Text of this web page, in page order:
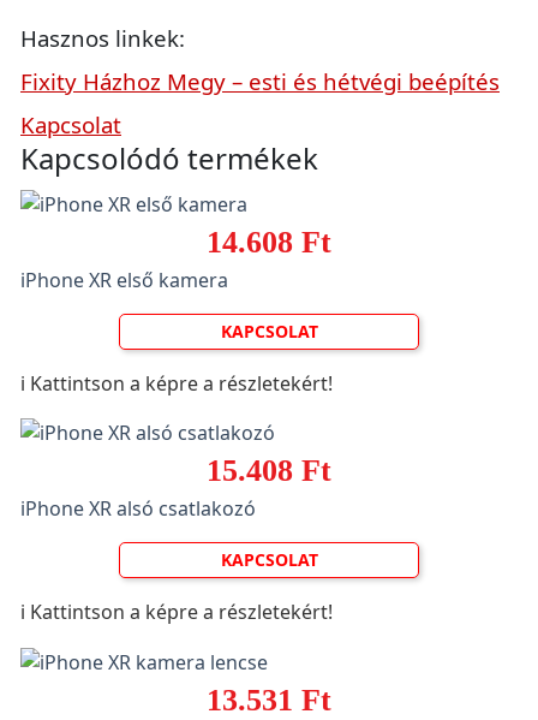
Hasznos linkek:
Fixity Házhoz Megy – esti és hétvégi beépítés
Kapcsolat
Kapcsolódó termékek
14.608 Ft
iPhone XR első kamera
KAPCSOLAT
ℹ️ Kattintson a képre a részletekért!
15.408 Ft
iPhone XR alsó csatlakozó
KAPCSOLAT
ℹ️ Kattintson a képre a részletekért!
13.531 Ft